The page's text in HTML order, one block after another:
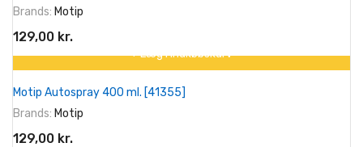
Brands: Motip
129,00 kr.
På tilbud!
+ Læg I Indkøbskurv
Motip Autospray 400 ml. [41355]
Brands: Motip
129,00 kr.